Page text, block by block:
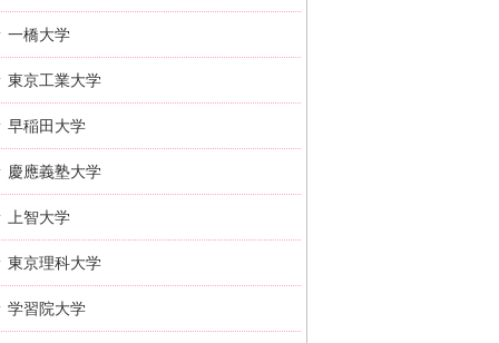
一橋大学
東京工業大学
早稲田大学
慶應義塾大学
上智大学
東京理科大学
学習院大学